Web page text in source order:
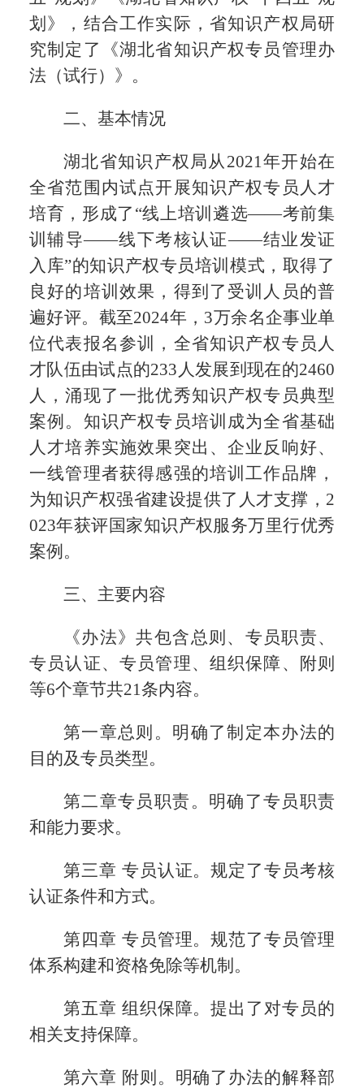
划》，结合工作实际，省知识产权局研
究制定了《湖北省知识产权专员管理办
法（试行）》。
二、基本情况
湖北省知识产权局从2021年开始在
全省范围内试点开展知识产权专员人才
培育，形成了“线上培训遴选——考前集
训辅导——线下考核认证——结业发证
入库”的知识产权专员培训模式，取得了
良好的培训效果，得到了受训人员的普
遍好评。截至2024年，3万余名企事业单
位代表报名参训，全省知识产权专员人
才队伍由试点的233人发展到现在的2460
人，涌现了一批优秀知识产权专员典型
案例。知识产权专员培训成为全省基础
人才培养实施效果突出、企业反响好、
一线管理者获得感强的培训工作品牌，
为知识产权强省建设提供了人才支撑，2
023年获评国家知识产权服务万里行优秀
案例。
三、主要内容
《办法》共包含总则、专员职责、
专员认证、专员管理、组织保障、附则
等6个章节共21条内容。
第一章总则。明确了制定本办法的
目的及专员类型。
第二章专员职责。明确了专员职责
和能力要求。
第三章 专员认证。规定了专员考核
认证条件和方式。
第四章 专员管理。规范了专员管理
体系构建和资格免除等机制。
第五章 组织保障。提出了对专员的
相关支持保障。
第六章 附则。明确了办法的解释部